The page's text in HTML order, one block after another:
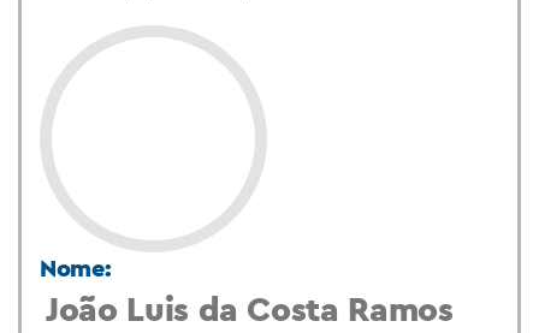
Nome:
João Luis da Costa Ramos